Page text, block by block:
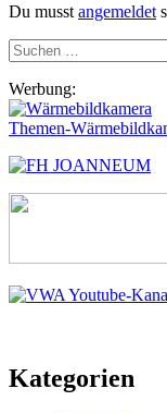
Du musst angemeldet
Suchen
nach:
Werbung:
Themen-
Kategorien